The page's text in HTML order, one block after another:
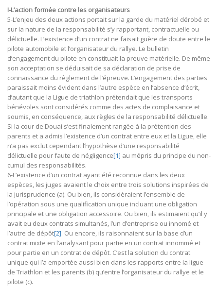
I-L’action formée contre les organisateurs
5-L’enjeu des deux actions portait sur la garde du matériel dérobé et
sur la nature de la responsabilité s’y rapportant, contractuelle ou
délictuelle. L’existence d’un contrat ne faisait guère de doute entre le
pilote automobile et l’organisateur du rallye. Le bulletin
d’engagement du pilote en constituait la preuve matérielle. De même
son acceptation se déduisait de sa déclaration de prise de
connaissance du règlement de l’épreuve. L’engagement des parties
paraissait moins évident dans l’autre espèce en l’absence d’écrit,
d’autant que la Ligue de triathlon prétendait que les transports
bénévoles sont considérés comme des actes de complaisance et
soumis, en conséquence, aux règles de la responsabilité délictuelle.
Si la cour de Douai s’est finalement rangée à la prétention des
parents et a admis l’existence d’un contrat entre eux et la Ligue, elle
n’a pas exclut cependant l’hypothèse d’une responsabilité
délictuelle pour faute de négligence[1] au mépris du principe du non-
cumul des responsabilités.
6-L’existence d’un contrat ayant été reconnue dans les deux
espèces, les juges avaient le choix entre trois solutions inspirées de
la jurisprudence (a). Ou bien, ils considéraient l’ensemble de
l’opération sous une qualification unique incluant une obligation
principale et une obligation accessoire. Ou bien, ils estimaient qu’il y
avait eu deux contrats simultanés, l’un d’entreprise ou innomé et
l’autre de dépôt[2]. Ou encore, ils raisonnaient sur la base d’un
contrat mixte en l’analysant pour partie en un contrat innommé et
pour partie en un contrat de dépôt. C’est la solution du contrat
unique qui l’a emportée aussi bien dans les rapports entre la ligue
de Triathlon et les parents (b) qu’entre l’organisateur du rallye et le
pilote (c).